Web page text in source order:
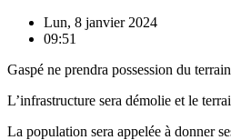
Lun, 8 janvier 2024
09:51
Gaspé ne prendra possession du
L’infrastructure sera démolie et le
La population sera appelée à donner